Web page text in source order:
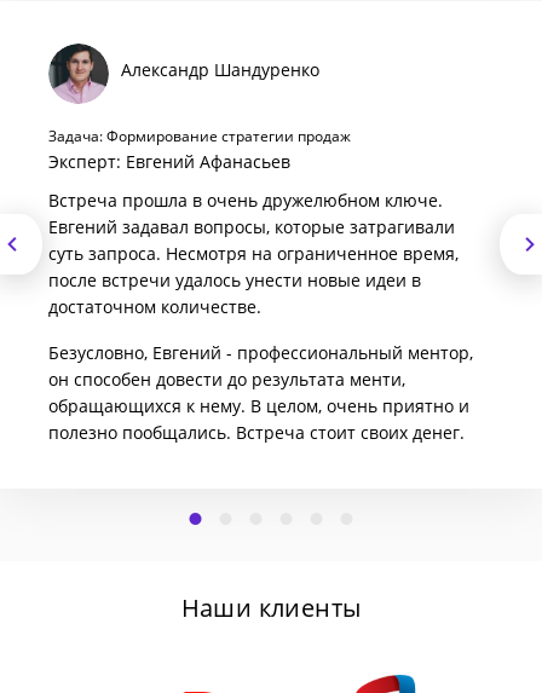
Александр Шандуренко
Задача: Формирование стратегии продаж
Эксперт: Евгений Афанасьев
Встреча прошла в очень дружелюбном ключе.
Евгений задавал вопросы, которые затрагивали
суть запроса. Несмотря на ограниченное время,
после встречи удалось унести новые идеи в
достаточном количестве.
Безусловно, Евгений - профессиональный ментор,
он способен довести до результата менти,
обращающихся к нему. В целом, очень приятно и
полезно пообщались. Встреча стоит своих денег.
Наши клиенты